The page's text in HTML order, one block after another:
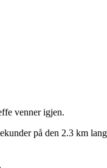
venner igjen.
på den 2.3 km
.